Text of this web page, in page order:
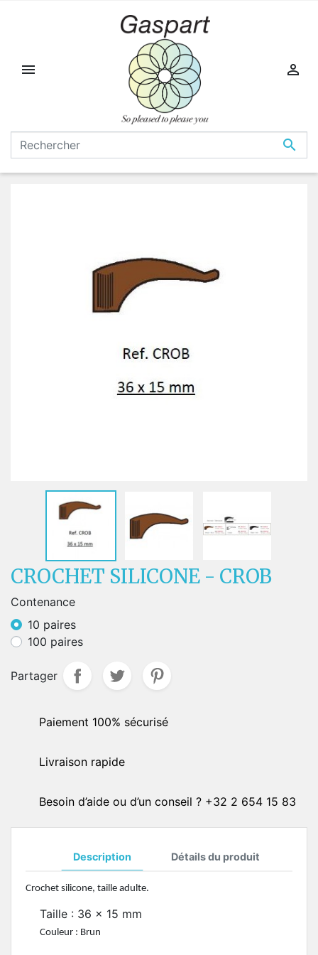



CROCHET SILICONE - CROB
Contenance
10 paires
100 paires
Partager
Paiement 100% sécurisé
Livraison rapide
Besoin d’aide ou d’un conseil ? +32 2 654 15 83
Description Détails du produit
Crochet silicone, taille adulte.
Taille : 36 x 15 mm
Couleur : Brun